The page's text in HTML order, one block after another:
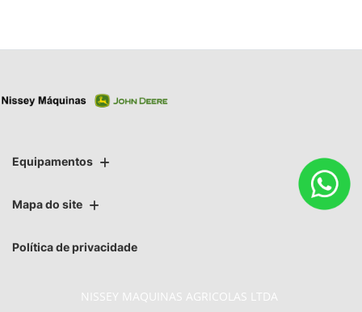
Equipamentos
Mapa do site
Política de privacidade
NISSEY MAQUINAS AGRICOLAS LTDA